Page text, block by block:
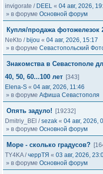
invigorate / DEEL « 04 авг, 2026,
» в форуме Основной форум
Купля/продажа фотожелезок
NeKto / bijou « 04 авг, 2026, 15:17
» в форуме Севастопольский
Знакомства в Севастополе
40, 50, 60...100 лет [343]
Elena-S « 04 авг, 2026, 11:46
» в форуме Афиша Севастополя
Опять задуло!
[19232]
Dmitriy_BEl /sezak « 04 авг, 2026,
» в форуме Основной форум
Море - сколько градусов?
TY4KA/черрТЯ « 03 авг, 2026,
» в форуме Основной форум